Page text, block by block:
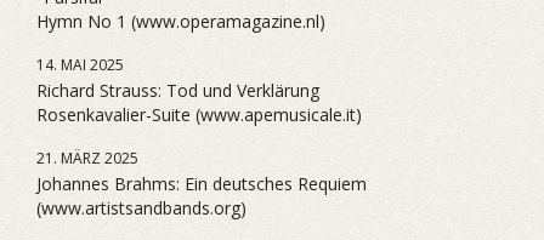
Hymn No 1 (www.operamagazine.nl)
14. MAI 2025
Richard Strauss: Tod und Verklärung
Rosenkavalier-Suite (www.apemusicale.it)
21. MÄRZ 2025
Johannes Brahms: Ein deutsches Requiem
(www.artistsandbands.org)